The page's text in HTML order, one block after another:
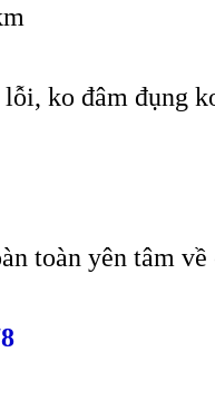
ko đâm đụng
toàn yên tâm